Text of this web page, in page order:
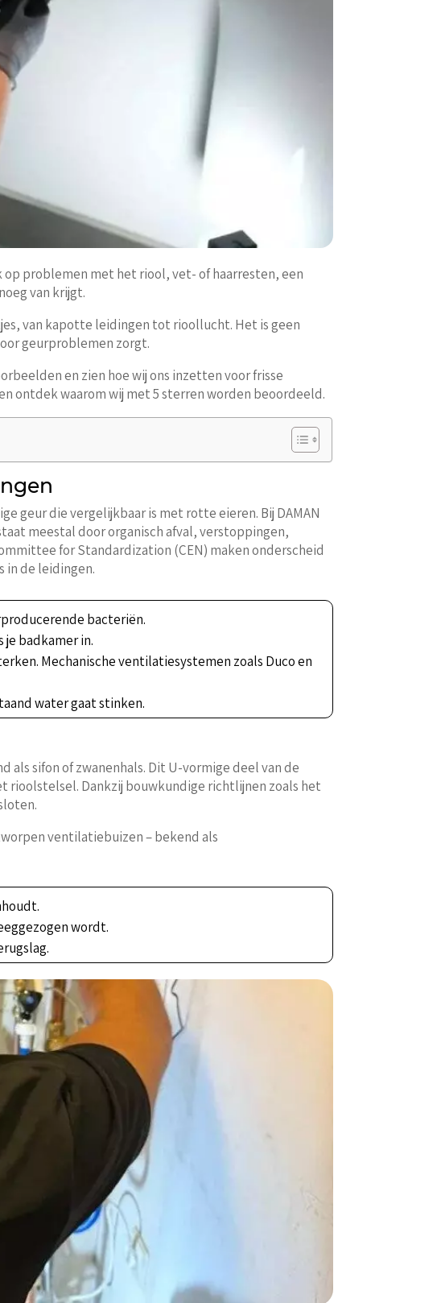
problemen met het riool, vet- of haarresten, een
van krijgt.
van kapotte leidingen tot rioollucht. Het is geen
geurproblemen zorgt.
en zien hoe wij ons inzetten voor frisse
ontdek waarom wij met 5 sterren worden beoordeeld.
geur die vergelijkbaar is met rotte eieren. Bij DAMAN
meestal door organisch afval, verstoppingen,
for Standardization (CEN) maken onderscheid
in de leidingen.
bacteriën.
badkamer in.
Mechanische ventilatiesystemen zoals Duco en
water gaat stinken.
sifon of zwanenhals. Dit U-vormige deel van de
rioolstelsel. Dankzij bouwkundige richtlijnen zoals het
ventilatiebuizen – bekend als
wordt.